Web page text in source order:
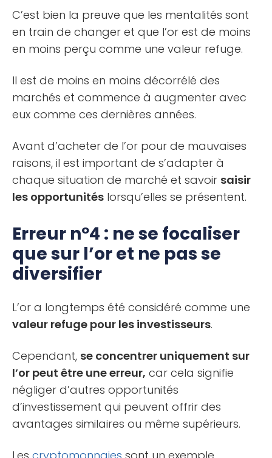
C’est bien la preuve que les mentalités sont
en train de changer et que l’or est de moins
en moins perçu comme une valeur refuge.
Il est de moins en moins décorrélé des
marchés et commence à augmenter avec
eux comme ces dernières années.
Avant d’acheter de l’or pour de mauvaises
raisons, il est important de s’adapter à
chaque situation de marché et savoir saisir
les opportunités lorsqu’elles se présentent.
Erreur nº4 : ne se focaliser
que sur l’or et ne pas se
diversifier
L’or a longtemps été considéré comme une
valeur refuge pour les investisseurs.
Cependant, se concentrer uniquement sur
l’or peut être une erreur, car cela signifie
négliger d’autres opportunités
d’investissement qui peuvent offrir des
avantages similaires ou même supérieurs.